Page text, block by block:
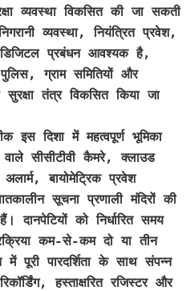
व्यवस्था विकसित की जा सकती
व्यवस्था, नियंत्रित प्रवेश,
डिजिटल प्रबंधन आवश्यक है,
ग्राम समितियों और
तंत्र विकसित किया जा
दिशा में महत्वपूर्ण भूमिका
सीसीटीवी कैमरे, क्लाउड
बायोमेट्रिक प्रवेश
सूचना प्रणाली मंदिरों की
दानपेटियों को निर्धारित समय
कम-से-कम दो या तीन
में पूरी पारदर्शिता के साथ संपन्न
हस्ताक्षरित रजिस्टर और